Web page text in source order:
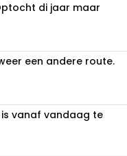
di jaar maar
een andere route.
vanaf vandaag te